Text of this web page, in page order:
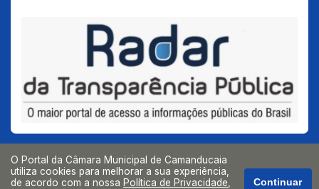
O Portal da Câmara Municipal de Camanducaia
utiliza cookies para melhorar a sua experiência,
de acordo com a nossa Política de Privacidade Continuar